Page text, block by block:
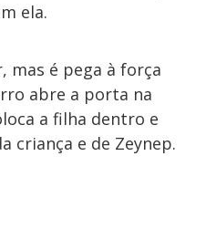
ela.
mas é pega à força
abre a porta na
a filha dentro e
criança e de Zeynep.